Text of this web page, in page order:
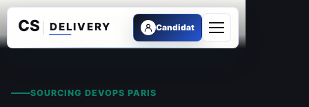
Candidat
Ouvrir le menu
SOURCING DEVOPS PARIS